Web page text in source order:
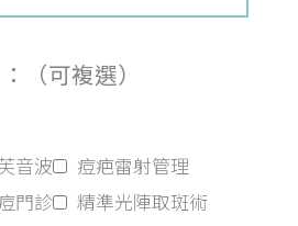
（可複選）
音波
痘疤雷射管理
門診 精準光陣取斑術